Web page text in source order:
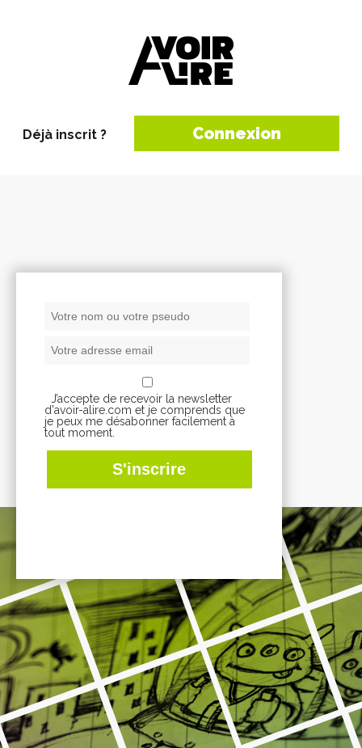
Déjà inscrit ? Connexion
J’accepte de recevoir la newsletter
d'avoir-alire.com et je comprends que
je peux me désabonner facilement à
tout moment.